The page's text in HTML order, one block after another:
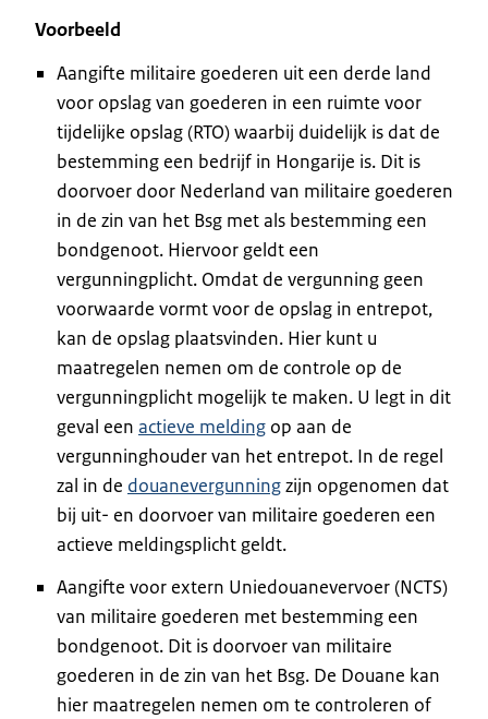
Voorbeeld
Aangifte militaire goederen uit een derde land
voor opslag van goederen in een ruimte voor
tijdelijke opslag (RTO) waarbij duidelijk is dat de
bestemming een bedrijf in Hongarije is. Dit is
doorvoer door Nederland van militaire goederen
in de zin van het Bsg met als bestemming een
bondgenoot. Hiervoor geldt een
vergunningplicht. Omdat de vergunning geen
voorwaarde vormt voor de opslag in entrepot,
kan de opslag plaatsvinden. Hier kunt u
maatregelen nemen om de controle op de
vergunningplicht mogelijk te maken. U legt in dit
geval een actieve melding op aan de
vergunninghouder van het entrepot. In de regel
zal in de douanevergunningzijn opgenomen dat
bij uit- en doorvoer van militaire goederen een
actieve meldingsplicht geldt.
Aangifte voor extern Uniedouanevervoer (NCTS)
van militaire goederen met bestemming een
bondgenoot. Dit is doorvoer van militaire
goederen in de zin van het Bsg. De Douane kan
hier maatregelen nemen om te controleren of